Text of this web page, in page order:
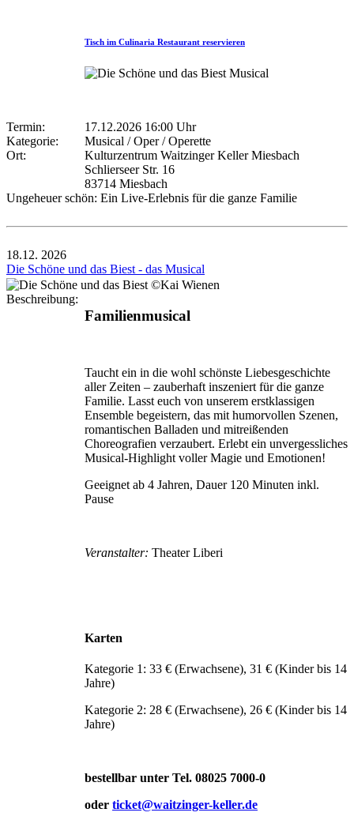
Tisch im Culinaria Restaurant reservieren
Termin:
17.12.2026 16:00 Uhr
Kategorie:
Musical / Oper / Operette
Ort:
Kulturzentrum Waitzinger Keller Miesbach
Schlierseer Str. 16
83714 Miesbach
Ungeheuer schön: Ein Live-Erlebnis für die ganze Familie
18.12. 2026
Die Schöne und das Biest - das Musical
Beschreibung:
Familienmusical
Taucht ein in die wohl schönste Liebesgeschichte
aller Zeiten – zauberhaft inszeniert für die ganze
Familie. Lasst euch von unserem erstklassigen
Ensemble begeistern, das mit humorvollen Szenen,
romantischen Balladen und mitreißenden
Choreografien verzaubert. Erlebt ein unvergessliches
Musical-Highlight voller Magie und Emotionen!
Geeignet ab 4 Jahren, Dauer 120 Minuten inkl.
Pause
Veranstalter: Theater Liberi
Karten
Kategorie 1: 33 € (Erwachsene), 31 € (Kinder bis 14
Jahre)
Kategorie 2: 28 € (Erwachsene), 26 € (Kinder bis 14
Jahre)
bestellbar unter Tel. 08025 7000-0
oder ticket@waitzinger-keller.de